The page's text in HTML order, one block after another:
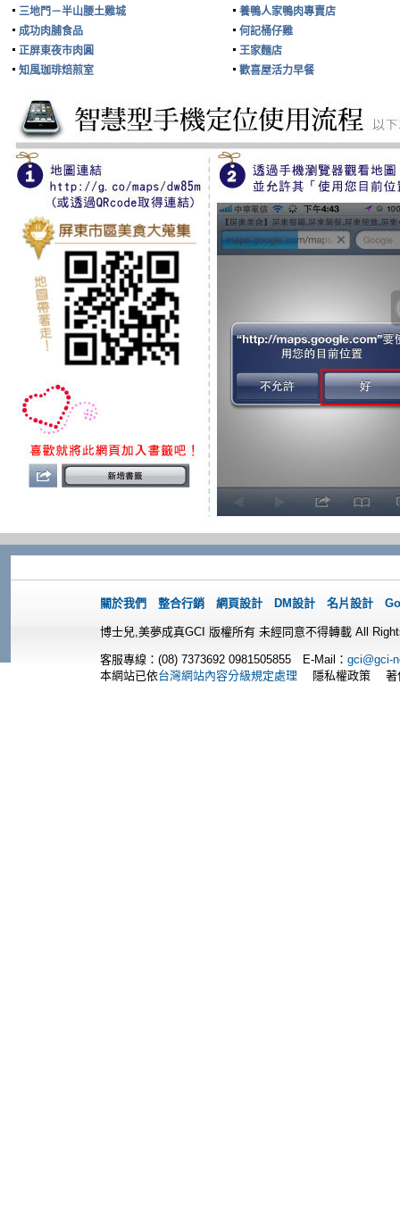
三地門－半山腰土雞城
養鴨人家鴨肉專賣店
成功肉脯食品
何記桶仔雞
正屏東夜市肉圓
王家麵店
知風珈琲焙煎室
歡喜屋活力早餐
關於我們 整合行銷 網頁設計 DM設計 名片設計
博士兒,美夢成真GCI 版權所有 未經同意不得轉載 All
客服專線：(08) 7373692 0981505855 E-Mail： gci@gci-
本網站已依台灣網站內容分級規定處理 隱私權政策 著